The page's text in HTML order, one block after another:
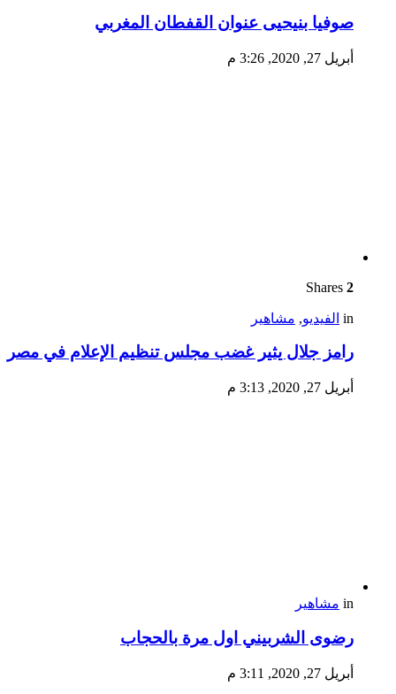
صوفيا بنيحيى عنوان القفطان المغربي
أبريل 27, 2020, 3:26 م
2
in الفيديو, مشاهير
رامز جلال يثير غضب مجلس تنظيم الإعلام في مصر
أبريل 27, 2020, 3:13 م
in مشاهير
رضوى الشربيني اول مرة بالحجاب
أبريل 27, 2020, 3:11 م